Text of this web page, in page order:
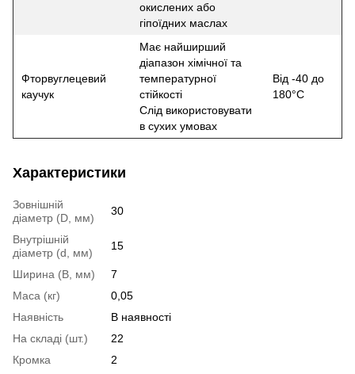
окислених або
гіпоїдних маслах
Фторвуглецевий
каучук
Має найширший
діапазон хімічної та
температурної
стійкості
Слід використовувати
в сухих умовах
Від -40 до
180°С
Характеристики
Зовнішній
діаметр (D, мм)
30
Внутрішній
діаметр (d, мм)
15
Ширина (B, мм)
7
Маса (кг)
0,05
Наявність
В наявності
На складі (шт.)
22
Кромка
2